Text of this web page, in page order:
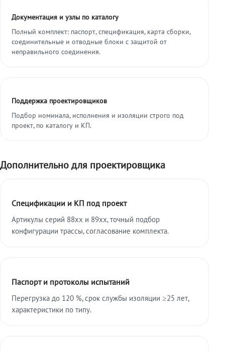
Документация и узлы по каталогу
Полный комплект: паспорт, спецификация, карта сборки,
соединительные и отводные блоки с защитой от
неправильного соединения.
Поддержка проектировщиков
Подбор номинала, исполнения и изоляции строго под
проект, по каталогу и КП.
Дополнительно для проектировщика
Спецификации и КП под проект
Артикулы серий 88xx и 89xx, точный подбор
конфигурации трассы, согласование комплекта.
Паспорт и протоколы испытаний
Перегрузка до 120 %, срок службы изоляции ≥25 лет,
характеристики по типу.